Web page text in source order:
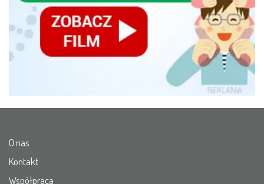
O nas
Kontakt
Współpraca